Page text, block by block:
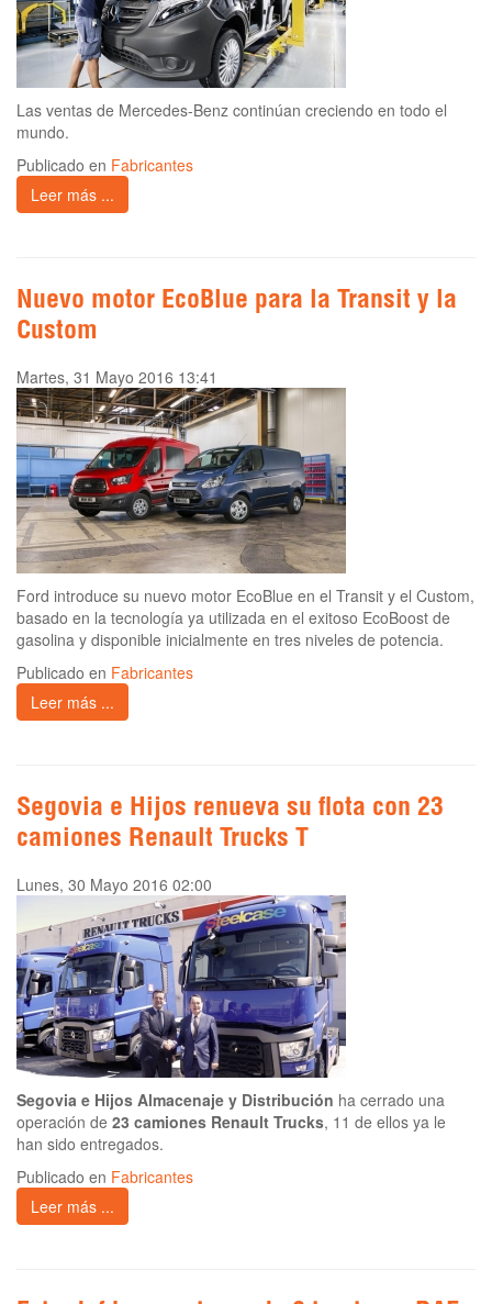
Las ventas de Mercedes-Benz continúan creciendo en todo el
mundo.
Publicado en Fabricantes
Leer más ...
Nuevo motor EcoBlue para la Transit y la
Custom
Martes, 31 Mayo 2016 13:41
Ford introduce su nuevo motor EcoBlue en el Transit y el Custom,
basado en la tecnología ya utilizada en el exitoso EcoBoost de
gasolina y disponible inicialmente en tres niveles de potencia.
Publicado en Fabricantes
Leer más ...
Segovia e Hijos renueva su flota con 23
camiones Renault Trucks T
Lunes, 30 Mayo 2016 02:00
Segovia e Hijos Almacenaje y Distribución ha cerrado una
operación de 23 camiones Renault Trucks, 11 de ellos ya le
han sido entregados.
Publicado en Fabricantes
Leer más ...